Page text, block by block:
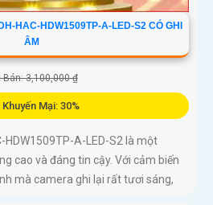
HAC-HDW1509TP-A-LED-S2 CÓ GHI
ÂM
Bán: 3,100,000 ₫
Khuyến Mại: 30%
HDW1509TP-A-LED-S2 là một
cao và đáng tin cậy. Với cảm biến
mà camera ghi lại rất tươi sáng,